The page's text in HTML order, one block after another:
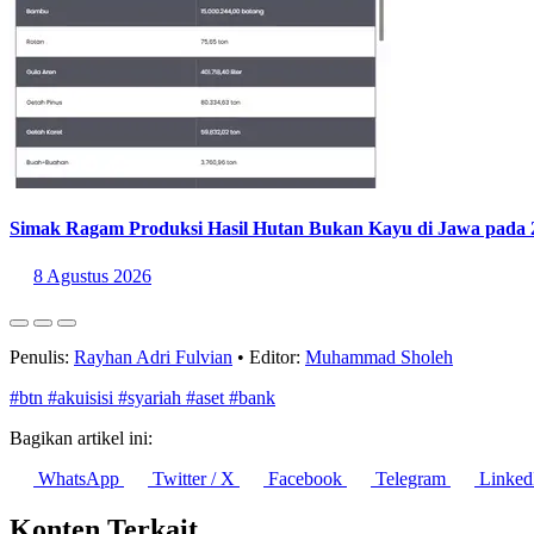
Simak Ragam Produksi Hasil Hutan Bukan Kayu di Jawa pada
8 Agustus 2026
Penulis: Rayhan Adri Fulvian • Editor: Muhammad Sholeh
#btn #akuisisi #syariah #aset #bank
Bagikan artikel ini:
WhatsApp
Twitter / X Facebook Telegram